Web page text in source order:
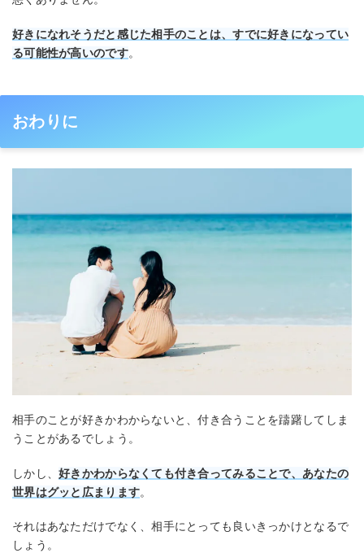
好きになれそうだと感じた相手のことは、すでに好きになってい
る可能性が高いのです。
おわりに
相手のことが好きかわからないと、付き合うことを躊躇してしま
うことがあるでしょう。
しかし、好きかわからなくても付き合ってみることで、あなたの
世界はグッと広まります。
それはあなただけでなく、相手にとっても良いきっかけとなるで
しょう。